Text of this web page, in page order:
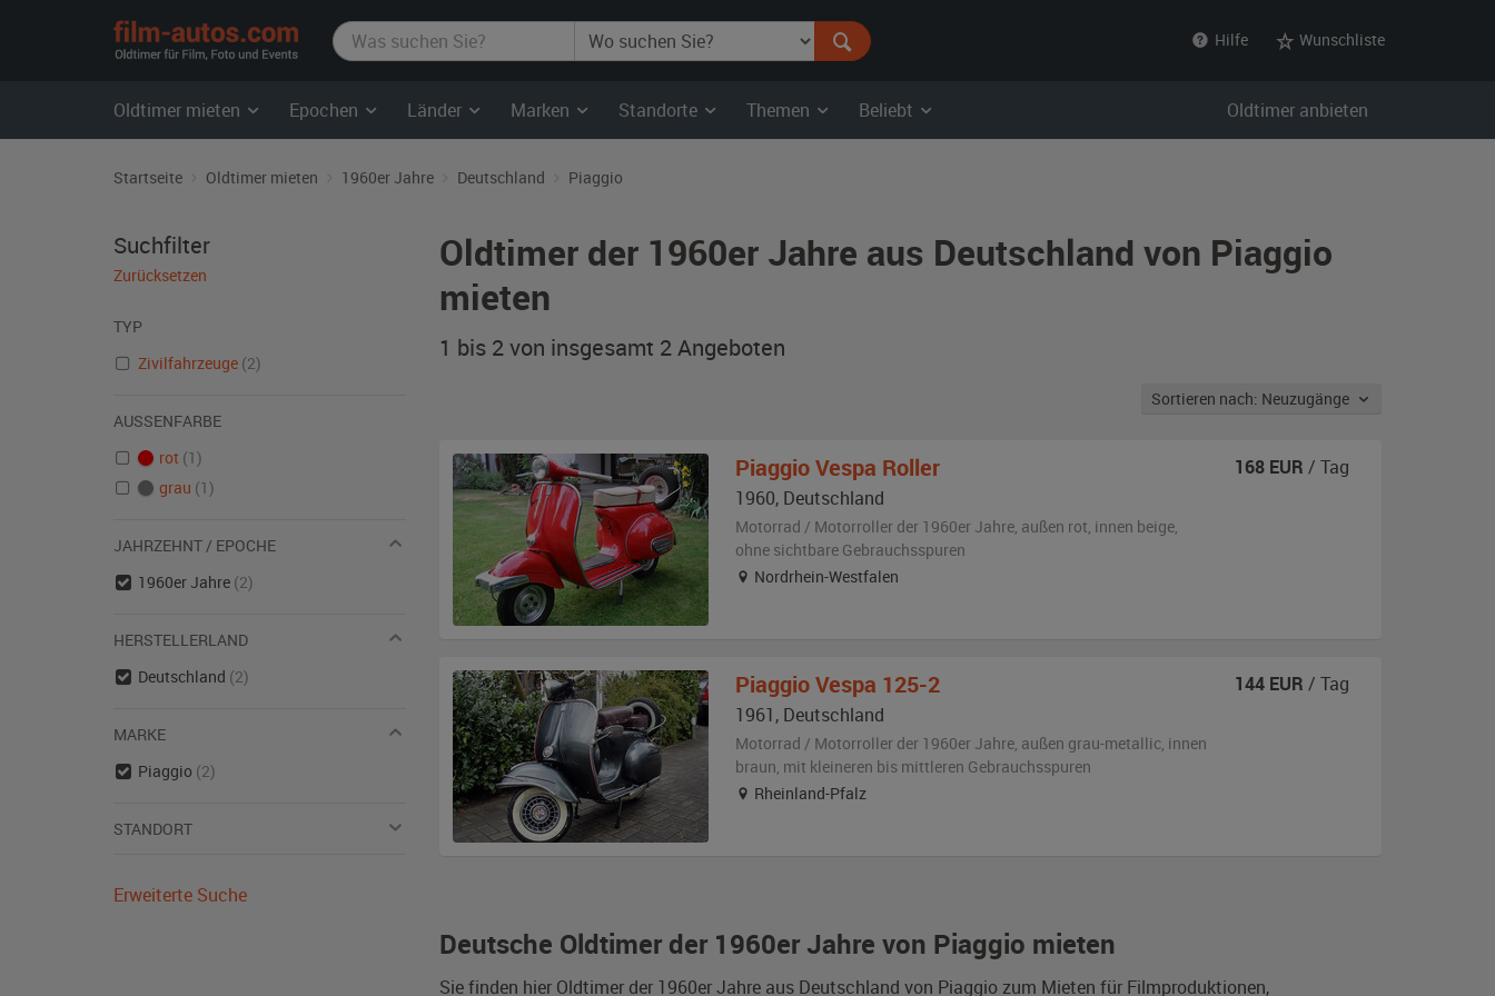
film-
autos.com
Hilfe Wunschliste
Oldtimer mieten Epochen Länder Marken Standorte Themen Beliebt Oldtimer anbieten
Startseite Oldtimer mieten 1960er Jahre Deutschland Piaggio
Oldtimer der 1960er Jahre aus Deutschland von Piaggio
mieten
1 bis 2 von insgesamt 2Angeboten
Sortieren nach: Neuzugänge
Deutsche Oldtimer der 1960er Jahre von Piaggio mieten
Sie finden hier Oldtimer der 1960er Jahre aus Deutschland von Piaggio zum Mieten für Filmproduktionen,
Piaggio Vespa Roller
1960, Deutschland
Motorrad / Motorroller der 1960er Jahre, außen rot, innen beige,
ohne sichtbare Gebrauchsspuren
Nordrhein-Westfalen
168 EUR / Tag
Piaggio Vespa 125-2
1961, Deutschland
Motorrad / Motorroller der 1960er Jahre, außen grau-metallic, innen
braun, mit kleineren bis mittleren Gebrauchsspuren
Rheinland-Pfalz
144 EUR / Tag
Suchfilter
Zurücksetzen
TYP
Zivilfahrzeuge (2)
AUSSENFARBE
rot (1)
grau (1)
JAHRZEHNT / EPOCHE
1960er Jahre (2)
HERSTELLERLAND
Deutschland (2)
MARKE
Piaggio (2)
STANDORT
Erweiterte Suche